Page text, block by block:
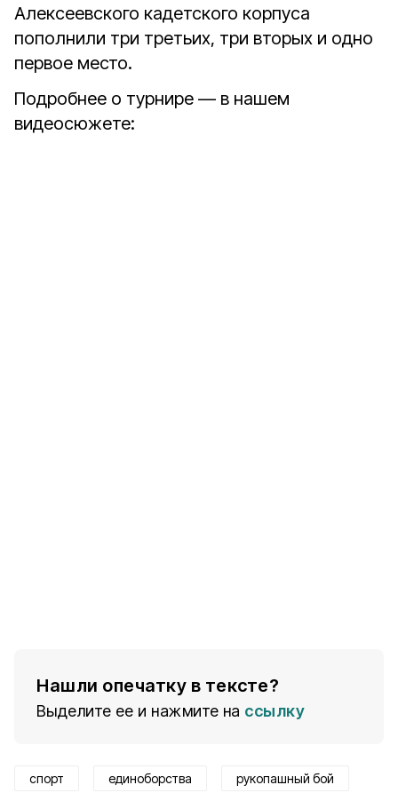
Алексеевского кадетского корпуса
пополнили три третьих, три вторых и одно
первое место.
Подробнее о турнире — в нашем
видеосюжете:
Нашли опечатку в тексте?
Выделите ее и нажмите на ссылку
спорт единоборства рукопашный бой